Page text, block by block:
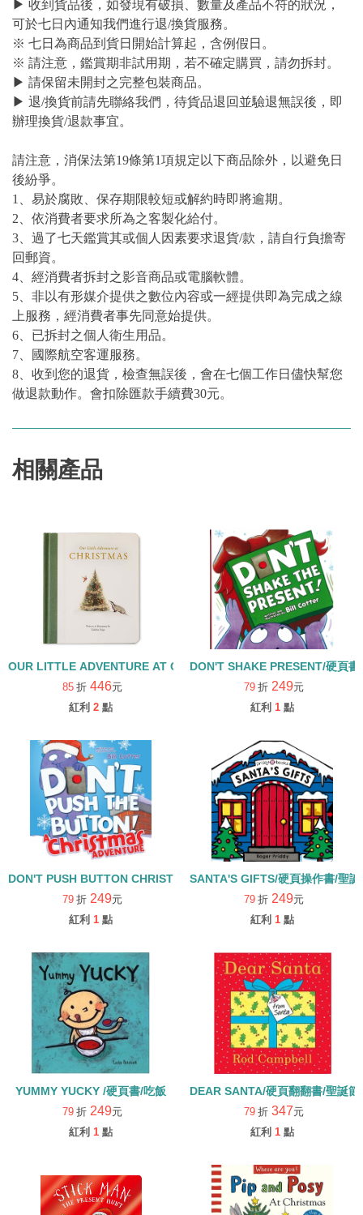
▶ 收到貨品後，如發現有破損、數量及產品不符的狀況，
可於七日內通知我們進行退/換貨服務。
※ 七日為商品到貨日開始計算起，含例假日。
※ 請注意，鑑賞期非試用期，若不確定購買，請勿拆封。
▶ 請保留未開封之完整包裝商品。
▶ 退/換貨前請先聯絡我們，待貨品退回並驗退無誤後，即
辦理換貨/退款事宜。
請注意，消保法第19條第1項規定以下商品除外，以避免日
後紛爭。
1、易於腐敗、保存期限較短或解約時即將逾期。
2、依消費者要求所為之客製化給付。
3、過了七天鑑賞其或個人因素要求退貨/款，請自行負擔寄
回郵資。
4、經消費者拆封之影音商品或電腦軟體。
5、非以有形媒介提供之數位內容或一經提供即為完成之線
上服務，經消費者事先同意始提供。
6、已拆封之個人衛生用品。
7、國際航空客運服務。
8、收到您的退貨，檢查無誤後，會在七個工作日儘快幫您
做退款動作。會扣除匯款手續費30元。
相關產品
OUR LITTLE ADVENTURE AT CHRISTMAS/硬頁書
85 折 446元
紅利 2 點
DON'T SHAKE PRESENT/硬頁書
79 折 249元
紅利 1 點
DON'T PUSH BUTTON CHRISTMAS ADVENTURE /硬頁書
79 折 249元
紅利 1 點
SANTA'S GIFTS/硬頁操作書/聖誕
79 折 249元
紅利 1 點
YUMMY YUCKY /硬頁書/吃飯
79 折 249元
紅利 1 點
DEAR SANTA/硬頁翻翻書/聖誕節
79 折 347元
紅利 1 點